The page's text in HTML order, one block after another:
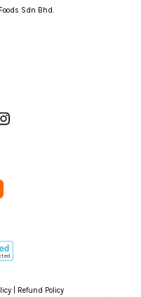
Sdn Bhd.
Refund Policy